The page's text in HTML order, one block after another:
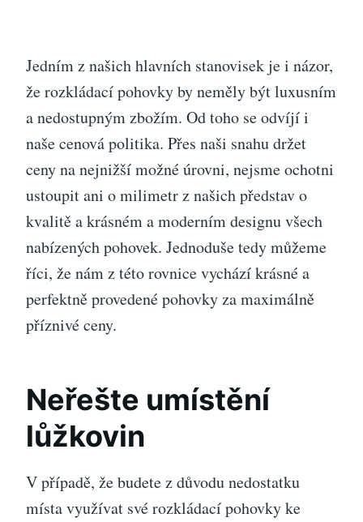
Jedním z našich hlavních stanovisek je i názor,
žerozkládací pohovkyby neměly být luxusním
a nedostupným zbožím. Od toho se odvíjí i
naše cenová politika. Přes naši snahu držet
ceny na nejnižší možné úrovni, nejsme ochotni
ustoupit ani o milimetr z našich představ o
kvalitě a krásném a moderním designu všech
nabízených pohovek. Jednoduše tedy můžeme
říci, že nám z této rovnice vychází krásné a
perfektně provedené pohovky za maximálně
příznivé ceny.
Neřešte umístění
lůžkovin
V případě, že budete z důvodu nedostatku
místa využívat své rozkládací pohovky ke